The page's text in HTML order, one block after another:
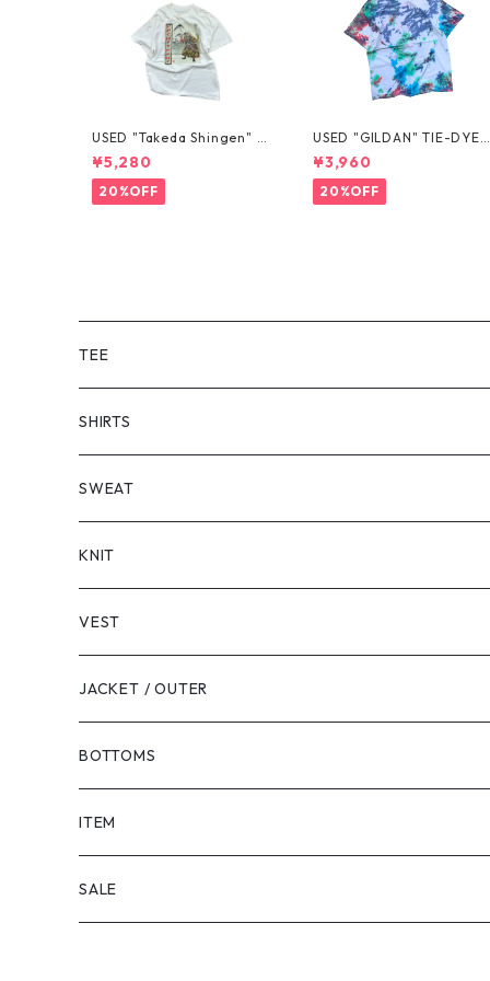
USED "Takeda Shingen" T
EE
¥5,280
20%OFF
USED "GILDAN" TIE-DYE
EE
¥3,960
20%OFF
TEE
SHORT SLEEVE
LONG SLEEVE
SHIRTS
SHORT SLEEVE
LONG SLEEVE
SWEAT
KNIT
VEST
JACKET / OUTER
BOTTOMS
SHORTS
PANTS
ITEM
SALE